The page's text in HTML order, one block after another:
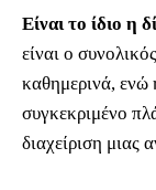
Είναι το ίδιο η
είναι ο
καθημερινά, ενώ
συγκεκριμένο
διαχείριση μιας